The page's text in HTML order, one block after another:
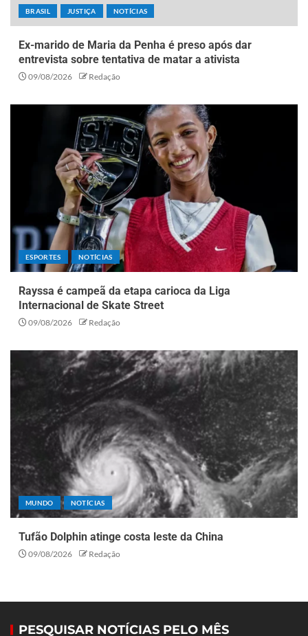
BRASIL JUSTIÇA NOTÍCIAS
Ex-marido de Maria da Penha é preso após dar
entrevista sobre tentativa de matar a ativista
09/08/2026 Redação
ESPORTES NOTÍCIAS
Rayssa é campeã da etapa carioca da Liga
Internacional de Skate Street
09/08/2026 Redação
MUNDO NOTÍCIAS
Tufão Dolphin atinge costa leste da China
09/08/2026 Redação
PESQUISAR NOTÍCIAS PELO MÊS